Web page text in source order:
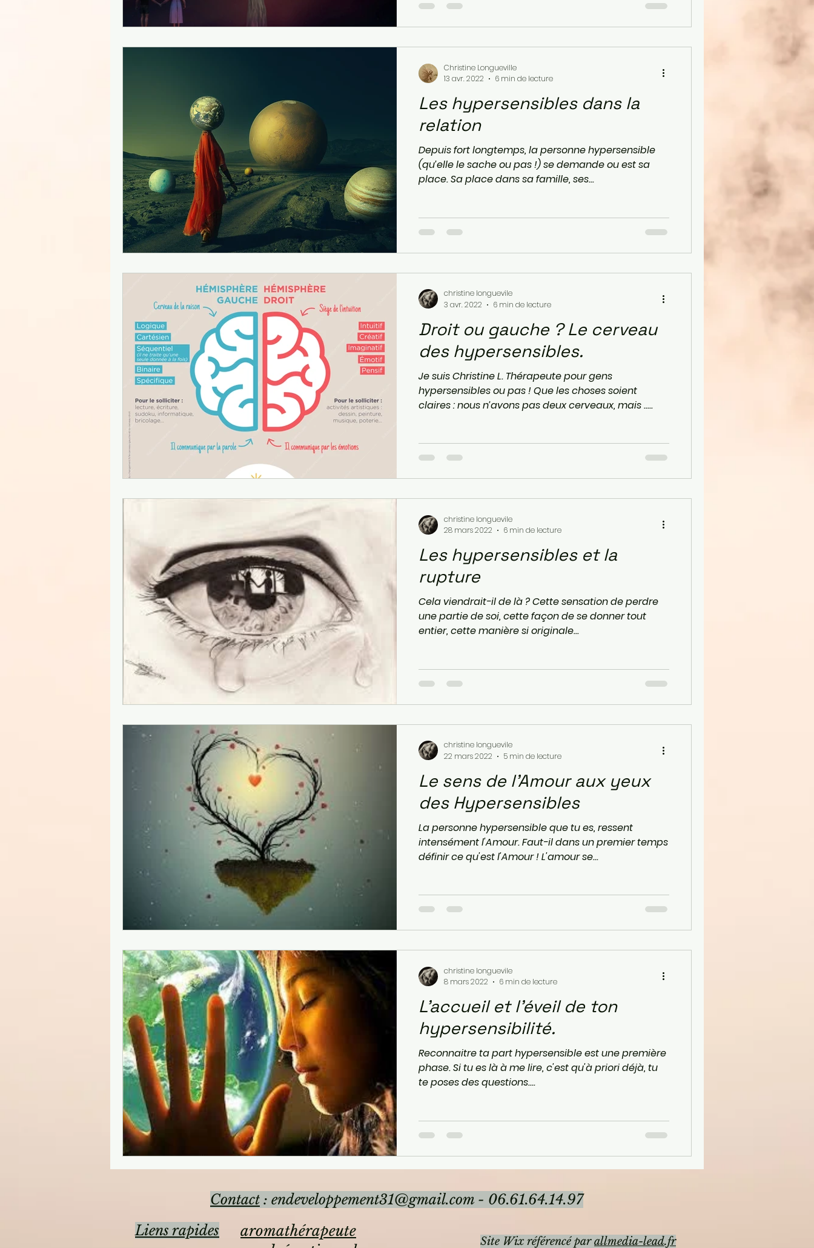
Les hypersensibles dans la
relation
Depuis fort longtemps, la personne hypersensible
(qu’elle le sache ou pas !) se demande ou est sa
place. Sa place dans sa famille, ses...
Christine Longueville
13 avr. 2022
6 min de lecture
Droit ou gauche ? Le cerveau
des hypersensibles.
Je suis Christine L. Thérapeute pour gens
hypersensibles ou pas ! Que les choses soient
claires : nous n’avons pas deux cerveaux, mais .....
christine longuevile
3 avr. 2022
6 min de lecture
Les hypersensibles et la
rupture
Cela viendrait-il de là ? Cette sensation de perdre
une partie de soi, cette façon de se donner tout
entier, cette manière si originale...
christine longuevile
28 mars 2022
6 min de lecture
Le sens de l'Amour aux yeux
des Hypersensibles
La personne hypersensible que tu es, ressent
intensément l'Amour. Faut-il dans un premier temps
définir ce qu'est l'Amour ! L'amour se...
christine longuevile
22 mars 2022
5 min de lecture
L'accueil et l'éveil de ton
hypersensibilité.
Reconnaitre ta part hypersensible est une première
phase. Si tu es là à me lire, c'est qu'à priori déjà, tu
te poses des questions....
christine longuevile
8 mars 2022
6 min de lecture
Contact : endeveloppement31@gmail.com- 06.61.64.14.97
Liens rapides
aromathérapeute
Site Wix référencé parallmedia-lead.fr